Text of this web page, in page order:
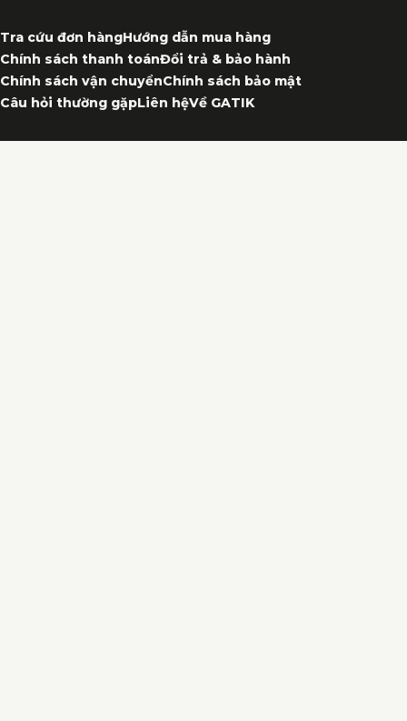
Tra cứu đơn hàngHướng dẫn mua hàng
Chính sách thanh toánĐổi trả & bảo hành
Chính sách vận chuyểnChính sách bảo mật
Câu hỏi thường gặpLiên hệVề GATIK